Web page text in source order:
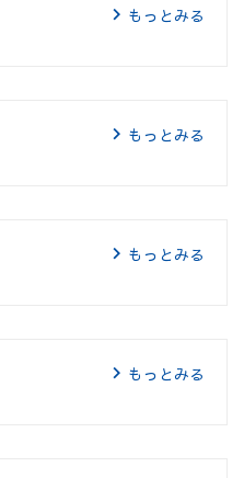
もっとみる
もっとみる
もっとみる
もっとみる